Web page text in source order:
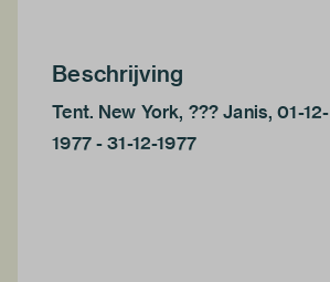
Beschrijving
Tent. New York, ??? Janis, 01-12-
1977 - 31-12-1977